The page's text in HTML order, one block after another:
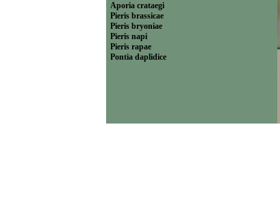
Aporia crataegi
Pieris brassicae
Pieris bryoniae
Pieris napi
Pieris rapae
Pontia daplidice